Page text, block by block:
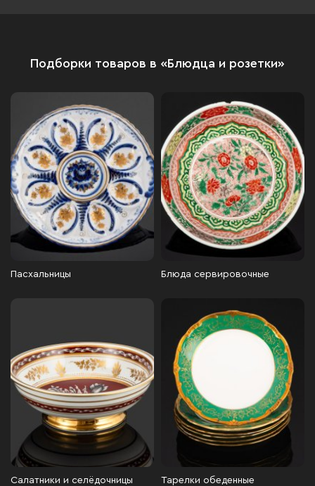
Подборки товаров в «Блюдца и розетки»
Пасхальницы Блюда сервировочные
Салатники и селёдочницы Тарелки обеденные